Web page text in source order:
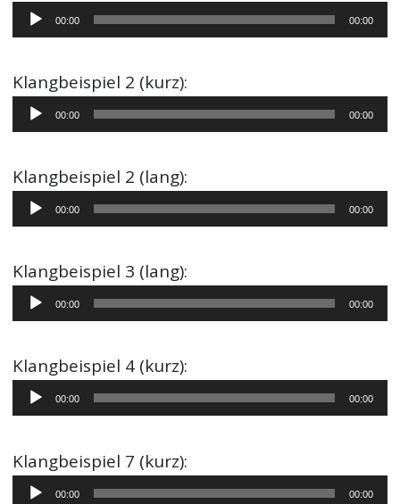
Audio-
Player
00:00 00:00
Klangbeispiel 2 (kurz):
Audio-
Player
00:00 00:00
Klangbeispiel 2 (lang):
Audio-
Player
00:00 00:00
Klangbeispiel 3 (lang):
Audio-
Player
00:00 00:00
Klangbeispiel 4 (kurz):
Audio-
Player
00:00 00:00
Klangbeispiel 7 (kurz):
Audio-00:00 00:00